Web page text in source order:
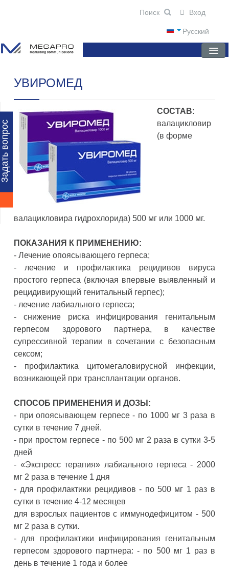
вопрос
Русский
Вход
ГЛАВНАЯ
О КОМПАНИИ
НОВОСТИ
ПРЕПАРАТЫ
НАУЧНЫЕ ПУБЛИКАЦИИ
УВИРОМЕД
СОСТАВ:
валацикловир
(в форме
валацикловира гидрохлорида) 500 мг или 1000 мг.
ПОКАЗАНИЯ К ПРИМЕНЕНИЮ:
- Лечение опоясывающего герпеса;
- лечение и профилактика рецидивов вируса
простого герпеса (включая впервые выявленный и
рецидивирующий генитальный герпес);
- лечение лабиального герпеса;
- снижение риска инфицирования генитальным
герпесом здорового партнера, в качестве
супрессивной терапии в сочетании с безопасным
сексом;
- профилактика цитомегаловирусной инфекции,
возникающей при трансплантации органов.
СПОСОБ ПРИМЕНЕНИЯ И ДОЗЫ:
- при опоясывающем герпесе - по 1000 мг 3 раза в
сутки в течение 7 дней.
- при простом герпесе - по 500 мг 2 раза в сутки 3-5
дней
- «Экспресс терапия» лабиального герпеса - 2000
мг 2 раза в течение 1 дня
- для профилактики рецидивов - по 500 мг 1 раз в
сутки в течение 4-12 месяцев
для взрослых пациентов с иммунодефицитом - 500
мг 2 раза в сутки.
- для профилактики инфицирования генитальным
герпесом здорового партнера: - по 500 мг 1 раз в
день в течение 1 года и более